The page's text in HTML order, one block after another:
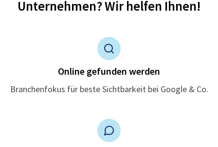
Unternehmen? Wir helfen Ihnen!
Online gefunden werden
Branchenfokus für beste Sichtbarkeit bei Google & Co.